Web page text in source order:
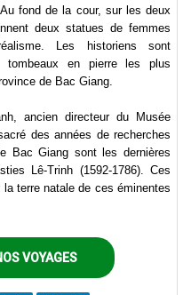
fond de la cour, sur les deux
deux statues de femmes
Les historiens sont
en pierre les plus
de Bac Giang.
ancien directeur du Musée
des années de recherches
Bac Giang sont les dernières
Lê-Trinh (1592-1786). Ces
terre natale de ces éminentes
VOYAGES